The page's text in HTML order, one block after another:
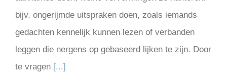
bijv. ongerijmde uitspraken doen, zoals iemands
gedachten kennelijk kunnen lezen of verbanden
leggen die nergens op gebaseerd lijken te zijn. Door
te vragen [...]